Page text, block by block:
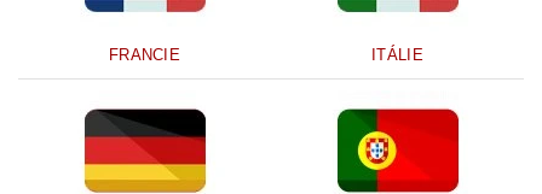
FRANCIE ITÁLIE